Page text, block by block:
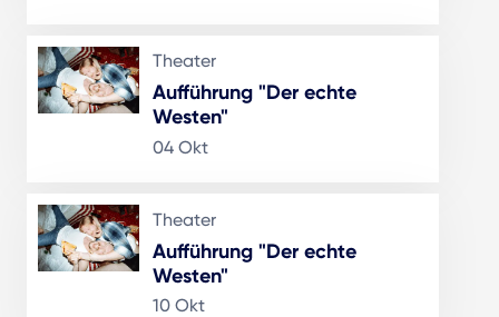
Theater
Aufführung "Der echte
Westen"
04 Okt
Theater
Aufführung "Der echte
Westen"
10 Okt